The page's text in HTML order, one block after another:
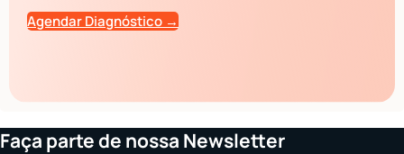
Agendar Diagnóstico →
Faça parte de nossa Newsletter